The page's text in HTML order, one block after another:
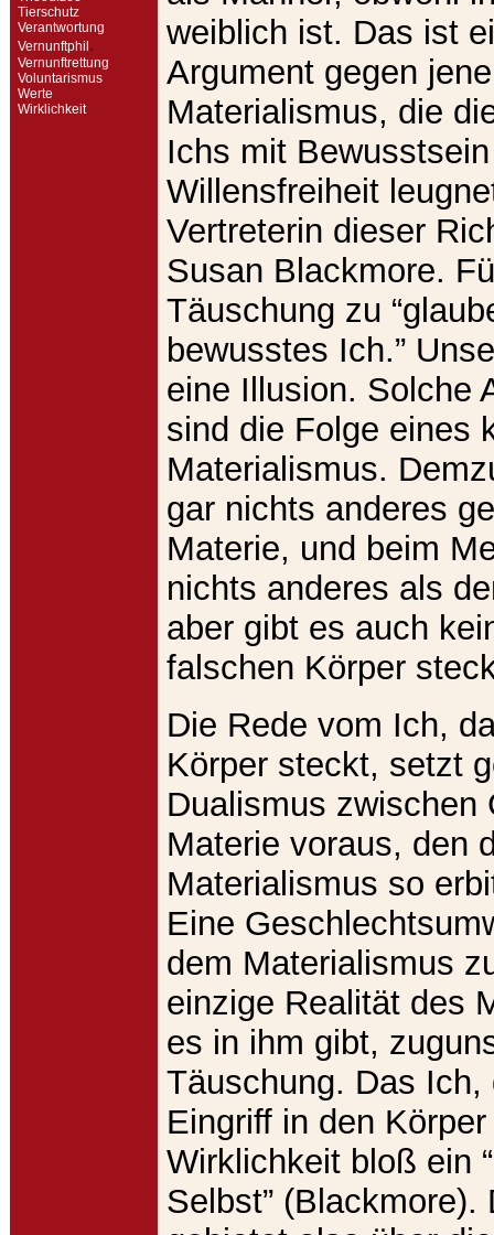
Tierschutz
Verantwortung
Vernunftphil .
Vernunftrettung
Voluntarismus
Werte
Wirklichkeit
weiblich ist. Das ist
Argument gegen
Materialismus, die
Ichs mit
Willensfreiheit
Vertreterin dieser
Susan Blackmore.
Täuschung zu
bewusstes Ich.”
eine Illusion. Solche
sind die Folge eines
Materialismus.
gar nichts anderes
Materie, und beim
nichts anderes als
aber gibt es auch
falschen Körper
Die Rede vom Ich,
Körper steckt, setzt
Dualismus zwischen
Materie voraus, den
Materialismus so
Eine
dem Materialismus
einzige Realität des
es in ihm gibt,
Täuschung. Das Ich,
Eingriff in den
Wirklichkeit bloß ein
Selbst” (Blackmore).